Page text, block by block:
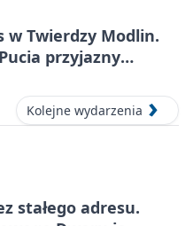
w Twierdzy Modlin.
przyjazny
Kolejne wydarzenia
stałego adresu.